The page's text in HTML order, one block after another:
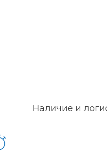
Наличие и